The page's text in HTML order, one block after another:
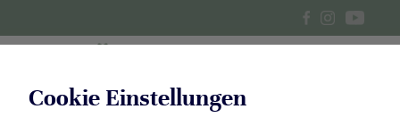
Cookie Einstellungen